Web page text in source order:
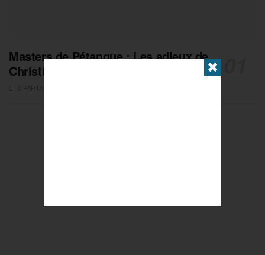
Masters de Pétanque : Les adieux de
Christian Fazzino
✖